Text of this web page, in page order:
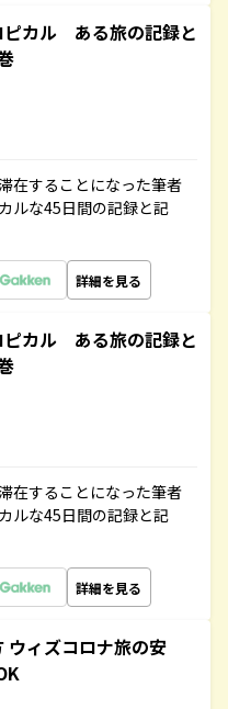
ピカル ある旅の記録と
在することになった筆者
ルな45日間の記録と記
詳細を見る
ピカル ある旅の記録と
在することになった筆者
ルな45日間の記録と記
詳細を見る
ウィズコロナ旅の安